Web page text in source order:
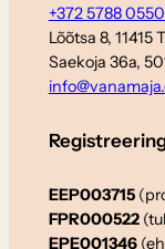
+372 5788 0550
Lõõtsa 8, 11415
Saekoja 36a,
EEP003715
FPR000522
EPE001346